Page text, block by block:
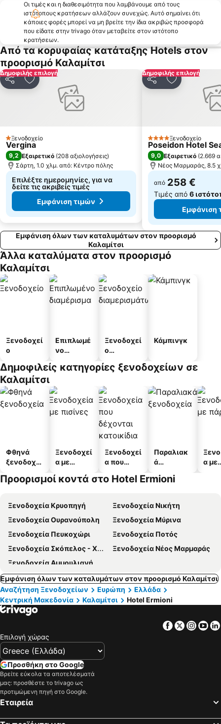
Μαρίνα Πόρτο Καρράς
Λιμάνι Τρυπητής
Νεα Σκιώνη
Κρυοπηγή
Καραγάτσια
Παραδείσος
Λιβάρι
Ουρανούπολη 3
Παραδοσιακός οικισμός Νικήτης
Δεβελίκι
Παραλία της Αφύτου
Καλαμίτσι
Πλατανίτσι
Πόρτο Κουφό
Γκολφ Κλαμπ Πόρτο Καρράς
Οι τιμές και η διαθεσιμότητα που λαμβάνουμε από τους
ιστότοπους κρατήσεων αλλάζουν συνεχώς. Αυτό σημαίνει ότι
κάποιες φορές μπορεί να μη βρείτε την ίδια ακριβώς προσφορά
που είδατε στην trivago όταν μεταβείτε στον ιστότοπο
κρατήσεων.
Από τα κορυφαίας κατάταξης Hotels στον
προορισμό Καλαμίτσι
Δημοφιλής επιλογή
ΚοινοποίησηΠροσθήκη στα αγαπημένα
1 Αστέρια
Ξενοδοχείο
Vergina
9,2 Εξαιρετικό (208 αξιολογήσεις)
Σάρτη, 1.0 χλμ. από: Κέντρο πόλης
Επιλέξτε ημερομηνίες, για να
δείτε τις ακριβείς τιμές
Εμφάνιση τιμών
Δημοφιλής επιλογή
ΚοινοποίησηΠροσθήκη
4 ΑστέριαΞενοδοχείο
Poseidon Hotel
9,0 Εξαιρετικό (2.669
Νέος Μαρμαράς, 8.5
από 258 €
Τιμές από 6
Εμφάνιση
Εμφάνιση όλων των καταλυμάτων στον προορισμό
Καλαμίτσι
Άλλα καταλύματα στον προορισμό
Καλαμίτσι
Ξενοδοχεί
ο
Επιπλωμέ
νο
α
Ξενοδοχεί
ο
άτων
Κάμπινγκ
Δημοφιλείς κατηγορίες ξενοδοχείων σε
Καλαμίτσι
Φθηνά
ξενοδοχεί
Ξενοδοχεί
α με
Ξενοδοχεί
α που
κατοικίδι
Παραλιακ
ά
α
α με
Προορισμοί κοντά στο Hotel Ermioni
Ξενοδοχεία Κρυοπηγή
Ξενοδοχεία Νικήτη
Ξενοδοχεία Ουρανούπολη
Ξενοδοχεία Μύρινα
Ξενοδοχεία Πευκοχώρι
Ξενοδοχεία Ποτός
Ξενοδοχεία Σκόπελος - Χώρα
Ξενοδοχεία Νέος Μαρμαράς
Ξενοδοχεία Αμμουλιανή
Εμφάνιση όλων των καταλυμάτων στον προορισμό Καλαμίτσι
Αναζήτηση Ξενοδοχείων
Ευρώπη
Ελλάδα
Κεντρική Μακεδονία
Καλαμίτσι Hotel Ermioni
Facebook
Twitter
Επιλογή χώρας
Προσθήκη στο Google
Βρείτε εύκολα τα αποτελέσματά
μας: προσθέστε το trivago ως
προτιμώμενη πηγή στο Google.
Εταιρεία